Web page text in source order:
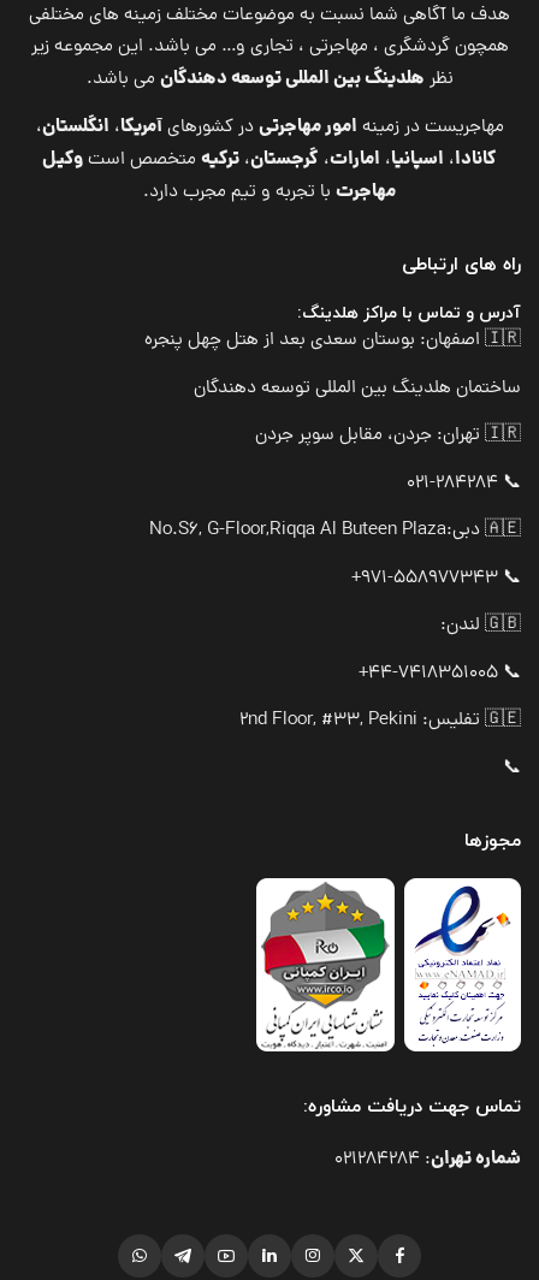
هدف ما آگاهی شما نسبت به موضوعات مختلف زمینه های مختلفی
همچون گردشگری ، مهاجرتی ، تجاری و… می باشد. این مجموعه زیر
نظر هلدینگ بین المللی توسعه دهندگان می باشد.
مهاجریست در زمینه امور مهاجرتیدر کشورهایآمریکا، انگلستان،
کانادا، اسپانیا، امارات، گرجستان، ترکیه متخصص استوکیل
مهاجرت با تجربه و تیم مجرب دارد.
راه های ارتباطی
آدرس و تماس با مراکز هلدینگ:
🇮🇷 اصفهان: بوستان سعدی بعد از هتل چهل پنجره
ساختمان هلدینگ بین المللی توسعه دهندگان
🇮🇷 تهران: جردن، مقابل سوپر جردن
📞 021-284284
🇦🇪 دبی:
No.S6, G-Floor,Riqqa Al Buteen Plaza
📞 971-558977343+
🇬🇧 لندن:
📞 44-7418351005+
🇬🇪 تفلیس: 2nd Floor, #33, Pekini
📞
مجوزها
تماس جهت دریافت مشاوره:
شماره تهران:
021284284